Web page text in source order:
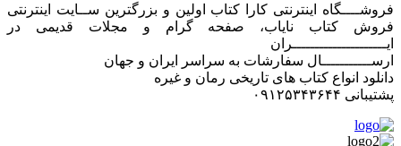
فروشــــگاه اینترنتی کارا کتاب اولین و بزرگترین ســایت اینترنتی
فروش کتاب نایاب، صفحه گرام و مجلات قدیمی در
ایـــــــــــــــــــــران
ارســـــــــــال سفارشات به سراسر ایران و جهان
دانلود انواع کتاب های تاریخی رمان و غیره
پشتیبانی ۰۹۱۲۵۳۴۳۶۴۴